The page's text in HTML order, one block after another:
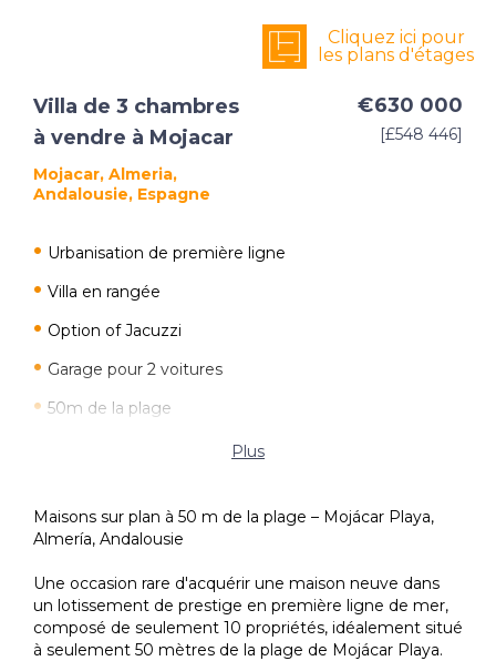
Cliquez ici pour
les plans d'étages
Villa de 3 chambres
à vendre à Mojacar
Mojacar, Almeria,
Andalousie, Espagne
€630 000
[£548 446]
Urbanisation de première ligne
Villa en rangée
Option of Jacuzzi
Garage pour 2 voitures
50m de la plage
Terrasses et terrasse sur le toit
Hors plan
Plus
Maisons sur plan à 50 m de la plage – Mojácar Playa,
Almería, Andalousie
Une occasion rare d'acquérir une maison neuve dans
un lotissement de prestige en première ligne de mer,
composé de seulement 10 propriétés, idéalement situé
à seulement 50 mètres de la plage de Mojácar Playa.